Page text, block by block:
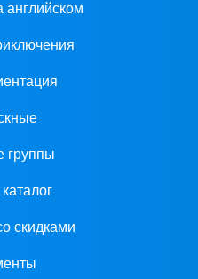
английском
группы
скидками